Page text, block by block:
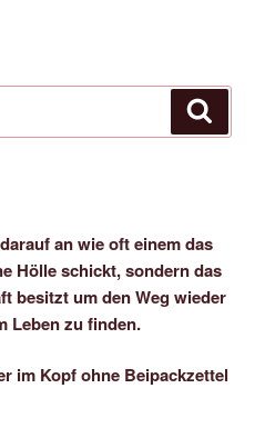
an wie oft einem das
Hölle schickt, sondern das
besitzt um den Weg wieder
Leben zu finden.
im Kopf ohne Beipackzettel